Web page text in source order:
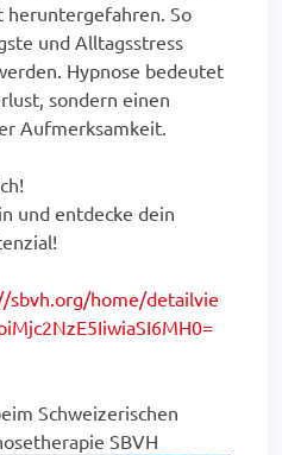
heruntergefahren. So
und Alltagsstress
Hypnose bedeutet
sondern einen
Aufmerksamkeit.
und entdecke dein
sbvh.org/home/detailvie
Schweizerischen
SBVH